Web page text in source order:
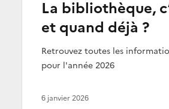
La bibliothèque,
et quand déjà ?
Retrouvez toutes les
pour l'année 2026
6 janvier 2026